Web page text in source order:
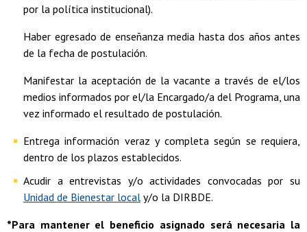
por la política institucional).
Haber egresado de enseñanza media hasta dos años antes
de la fecha de postulación.
Manifestar la aceptación de la vacante a través de el/los
medios informados por el/la Encargado/a del Programa, una
vez informado el resultado de postulación.
Entrega información veraz y completa según se requiera,
dentro de los plazos establecidos.
Acudir a entrevistas y/o actividades convocadas por su
Unidad de Bienestar local y/o la DIRBDE.
*Para mantener el beneficio asignado será necesaria la